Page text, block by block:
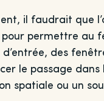
il faudrait que
permettre au
des
le passage
spatiale ou un